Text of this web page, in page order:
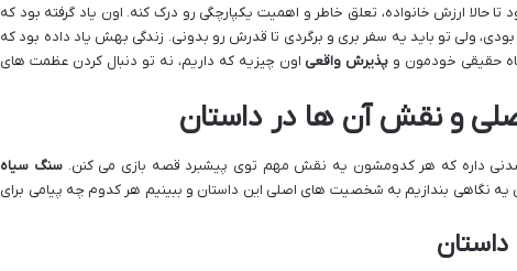
تا حالا ارزش خانواده، تعلق خاطر و اهمیت یکپارچگی رو درک کنه. اون یاد گرفته بود که
ولی تو باید یه سفر بری و برگردی تا قدرش رو بدونی. زندگی بهش یاد داده بود که
حقیقی خودمون و پذیرش واقعی اون چیزیه که داریم، نه تو دنبال کردن عظمت های
و نقش آن ها در داستان
داره که هر کدومشون یه نقش مهم توی پیشبرد قصه بازی می کنن.سنگ سیاه
یه نگاهی بندازیم به شخصیت های اصلی این داستان و ببینیم هر کدوم چه پیامی برای